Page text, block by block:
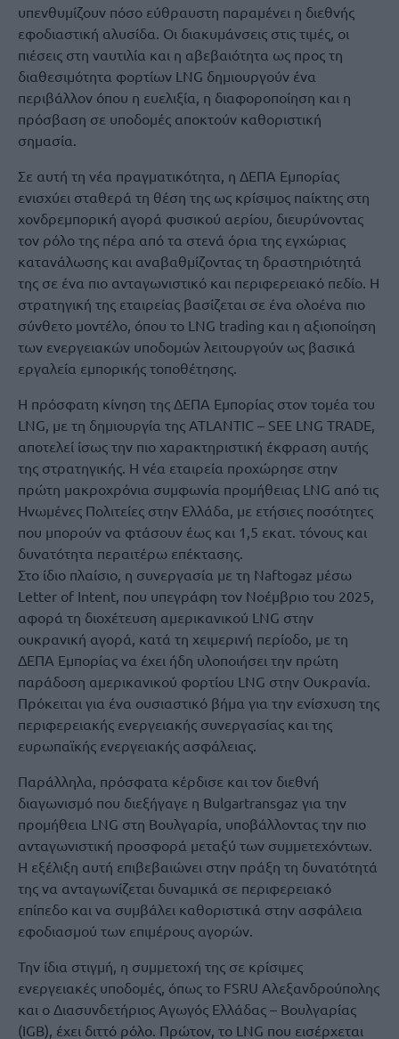
υπενθυμίζουν πόσο εύθραυστη παραμένει η διεθνής
εφοδιαστική αλυσίδα. Οι διακυμάνσεις στις τιμές, οι
πιέσεις στη ναυτιλία και η αβεβαιότητα ως προς τη
διαθεσιμότητα φορτίων LNG δημιουργούν ένα
περιβάλλον όπου η ευελιξία, η διαφοροποίηση και η
πρόσβαση σε υποδομές αποκτούν καθοριστική
σημασία.
Σε αυτή τη νέα πραγματικότητα, η ΔΕΠΑ Εμπορίας
ενισχύει σταθερά τη θέση της ως κρίσιμος παίκτης στη
χονδρεμπορική αγορά φυσικού αερίου, διευρύνοντας
τον ρόλο της πέρα από τα στενά όρια της εγχώριας
κατανάλωσης και αναβαθμίζοντας τη δραστηριότητά
της σε ένα πιο ανταγωνιστικό και περιφερειακό πεδίο. Η
στρατηγική της εταιρείας βασίζεται σε ένα ολοένα πιο
σύνθετο μοντέλο, όπου το LNG trading και η αξιοποίηση
των ενεργειακών υποδομών λειτουργούν ως βασικά
εργαλεία εμπορικής τοποθέτησης.
Η πρόσφατη κίνηση της ΔΕΠΑ Εμπορίας στον τομέα του
LNG, με τη δημιουργία της ATLANTIC – SEE LNG TRADE,
αποτελεί ίσως την πιο χαρακτηριστική έκφραση αυτής
της στρατηγικής. Η νέα εταιρεία προχώρησε στην
πρώτη μακροχρόνια συμφωνία προμήθειας LNG από τις
Ηνωμένες Πολιτείες στην Ελλάδα, με ετήσιες ποσότητες
που μπορούν να φτάσουν έως και 1,5 εκατ. τόνους και
δυνατότητα περαιτέρω επέκτασης.
Στο ίδιο πλαίσιο, η συνεργασία με τη Naftogaz μέσω
Letter of Intent, που υπεγράφη τον Νοέμβριο του 2025,
αφορά τη διοχέτευση αμερικανικού LNG στην
ουκρανική αγορά, κατά τη χειμερινή περίοδο, με τη
ΔΕΠΑ Εμπορίας να έχει ήδη υλοποιήσει την πρώτη
παράδοση αμερικανικού φορτίου LNG στην Ουκρανία.
Πρόκειται για ένα ουσιαστικό βήμα για την ενίσχυση της
περιφερειακής ενεργειακής συνεργασίας και της
ευρωπαϊκής ενεργειακής ασφάλειας.
Παράλληλα, πρόσφατα κέρδισε και τον διεθνή
διαγωνισμό που διεξήγαγε η Bulgartransgaz για την
προμήθεια LNG στη Βουλγαρία, υποβάλλοντας την πιο
ανταγωνιστική προσφορά μεταξύ των συμμετεχόντων.
Η εξέλιξη αυτή επιβεβαιώνει στην πράξη τη δυνατότητά
της να ανταγωνίζεται δυναμικά σε περιφερειακό
επίπεδο και να συμβάλει καθοριστικά στην ασφάλεια
εφοδιασμού των επιμέρους αγορών.
Την ίδια στιγμή, η συμμετοχή της σε κρίσιμες
ενεργειακές υποδομές, όπως το FSRU Αλεξανδρούπολης
και ο Διασυνδετήριος Αγωγός Ελλάδας – Βουλγαρίας
(IGB), έχει διττό ρόλο. Πρώτον, το LNG που εισέρχεται